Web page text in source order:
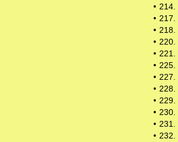
• 214.
• 217.
• 218.
• 220.
• 221.
• 225.
• 227.
• 228.
• 229.
• 230.
• 231.
• 232.